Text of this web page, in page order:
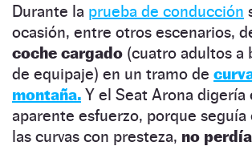
Durante la prueba de conducción
ocasión, entre otros escenarios,
coche cargado (cuatro adultos a
de equipaje) en un tramo de
montaña. Y el Seat Arona digería
aparente esfuerzo, porque seguía
las curvas con presteza, no